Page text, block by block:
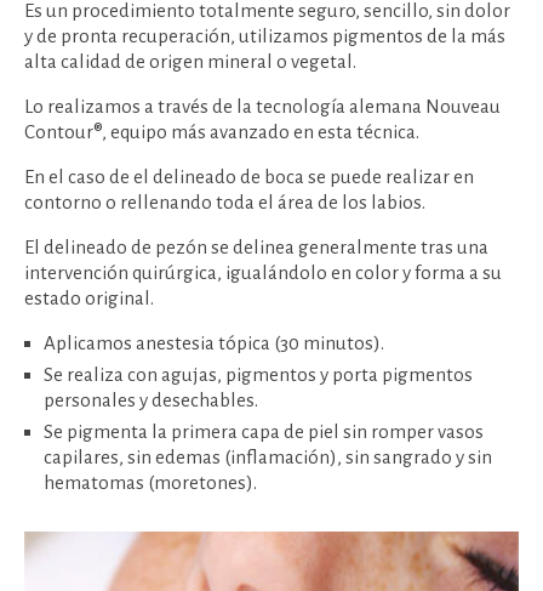
Es un procedimiento totalmente seguro, sencillo, sin dolor
y de pronta recuperación, utilizamos pigmentos de la más
alta calidad de origen mineral o vegetal.
Lo realizamos a través de la tecnología alemana Nouveau
Contour®, equipo más avanzado en esta técnica.
En el caso de el delineado de boca se puede realizar en
contorno o rellenando toda el área de los labios.
El delineado de pezón se delinea generalmente tras una
intervención quirúrgica, igualándolo en color y forma a su
estado original.
Aplicamos anestesia tópica (30 minutos).
Se realiza con agujas, pigmentos y porta pigmentos
personales y desechables.
Se pigmenta la primera capa de piel sin romper vasos
capilares, sin edemas (inflamación), sin sangrado y sin
hematomas (moretones).